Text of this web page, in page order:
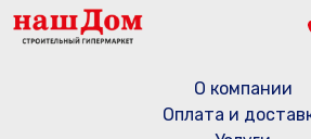
О компании
Оплата и